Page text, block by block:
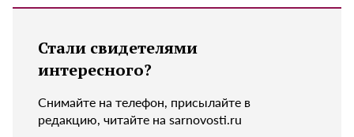
Стали свидетелями
интересного?
Снимайте на телефон, присылайте в
редакцию, читайте на sarnovosti.ru